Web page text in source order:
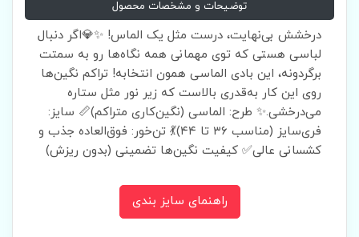
توضیحات و مشخصات محصول
درخشش بی‌نهایت، درست مثل یک الماس! ✨💎اگر دنبال
لباسی هستی که توی مهمانی همه نگاه‌ها رو به سمتت
برگردونه، این بادی الماسی همون انتخابه! تراکم نگین‌ها
روی این کار به‌قدری بالاست که زیر نور مثل ستاره
می‌درخشی.✨ طرح: الماسی (نگین‌کاری متراکم)📏 سایز:
فری‌سایز (مناسب ۳۶ تا ۴۴)💃 تن‌خور: فوق‌العاده جذب و
کشسانی عالی✅ کیفیت نگین‌ها تضمینی (بدون ریزش)
راهنمای سایز بندی